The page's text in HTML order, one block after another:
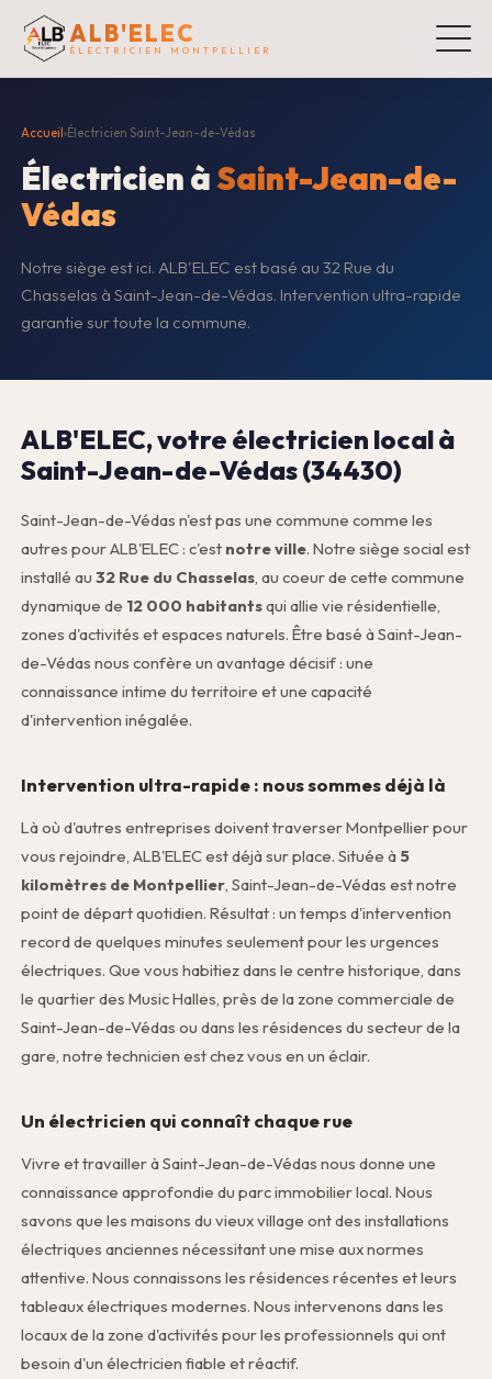
ALB'ELEC
ÉLECTRICIEN MONTPELLIER
Accueil ›Électricien Saint-Jean-de-Védas
Électricien àSaint-Jean-de-
Védas
Notre siège est ici. ALB'ELEC est basé au 32 Rue du
Chasselas à Saint-Jean-de-Védas. Intervention ultra-rapide
garantie sur toute la commune.
ALB'ELEC, votre électricien local à
Saint-Jean-de-Védas (34430)
Saint-Jean-de-Védas n'est pas une commune comme les
autres pour ALB'ELEC : c'est notre ville. Notre siège social est
installé au32 Rue du Chasselas, au coeur de cette commune
dynamique de 12 000 habitantsqui allie vie résidentielle,
zones d'activités et espaces naturels. Être basé à Saint-Jean-
de-Védas nous confère un avantage décisif : une
connaissance intime du territoire et une capacité
d'intervention inégalée.
Intervention ultra-rapide : nous sommes déjà là
Là où d'autres entreprises doivent traverser Montpellier pour
vous rejoindre, ALB'ELEC est déjà sur place. Située à 5
kilomètres de Montpellier, Saint-Jean-de-Védas est notre
point de départ quotidien. Résultat : un temps d'intervention
record de quelques minutes seulement pour les urgences
électriques. Que vous habitiez dans le centre historique, dans
le quartier des Music Halles, près de la zone commerciale de
Saint-Jean-de-Védas ou dans les résidences du secteur de la
gare, notre technicien est chez vous en un éclair.
Un électricien qui connaît chaque rue
Vivre et travailler à Saint-Jean-de-Védas nous donne une
connaissance approfondie du parc immobilier local. Nous
savons que les maisons du vieux village ont des installations
électriques anciennes nécessitant une mise aux normes
attentive. Nous connaissons les résidences récentes et leurs
tableaux électriques modernes. Nous intervenons dans les
locaux de la zone d'activités pour les professionnels qui ont
besoin d'un électricien fiable et réactif.